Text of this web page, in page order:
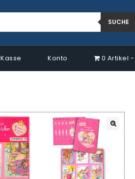
SUCHE
Kasse Konto 0 Artikel